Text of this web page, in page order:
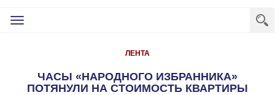
Toggle
ЛЕНТА
ЧАСЫ «НАРОДНОГО ИЗБРАННИКА»
ПОТЯНУЛИ НА СТОИМОСТЬ КВАРТИРЫ